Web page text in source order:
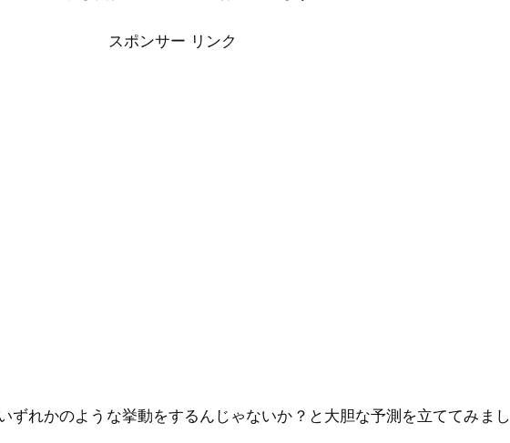
スポンサー リンク
ずれかのような挙動をするんじゃないか？と大胆な予測を立ててみまし